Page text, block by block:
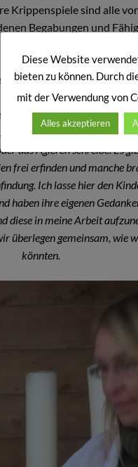
Krippenspiele sind alle
Begabungen und
ein erstes Gespür für die
wir entwickeln danach
und ich schreibe
der Kinder entspricht.
das Agieren schreibe. Es
frei erfinden und manche
Ich lasse hier den
haben ihre eigenen
diese in meine Arbeit
überlegen gemeinsam, wie
könnten.
Diese Website
bieten zu können. Durch
mit der Verwendung von
Alles akzeptieren